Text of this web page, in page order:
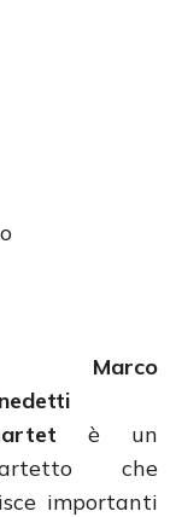
Marco
è un
che
importanti